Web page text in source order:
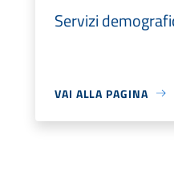
Servizi
VAI ALLA PAGINA